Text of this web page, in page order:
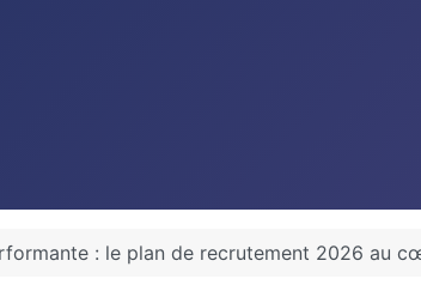
: le plan de recrutement 2026 au